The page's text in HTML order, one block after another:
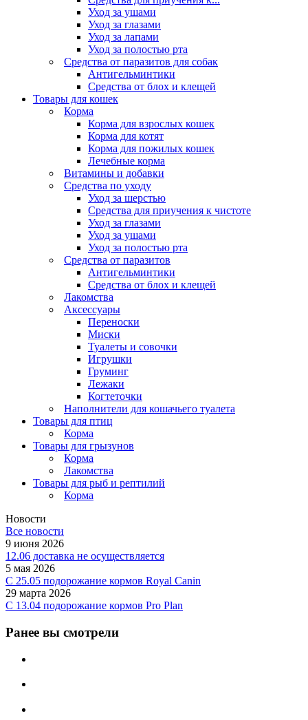
Уход за ушами
Уход за глазами
Уход за лапами
Уход за полостью рта
Средства от паразитов для собак
Антигельминтики
Средства от блох и клещей
Товары для кошек
Корма
Корма для взрослых кошек
Корма для котят
Корма для пожилых кошек
Лечебные корма
Витамины и добавки
Средства по уходу
Уход за шерстью
Средства для приучения к чистоте
Уход за глазами
Уход за ушами
Уход за полостью рта
Средства от паразитов
Антигельминтики
Средства от блох и клещей
Лакомства
Аксессуары
Переноски
Миски
Туалеты и совочки
Игрушки
Груминг
Лежаки
Когтеточки
Наполнители для кошачьего туалета
Товары для птиц
Корма
Товары для грызунов
Корма
Лакомства
Товары для рыб и рептилий
Корма
Новости
Все новости
9 июня 2026
12.06 доставка не осуществляется
5 мая 2026
C 25.05 подорожание кормов Royal Canin
29 марта 2026
С 13.04 подорожание кормов Pro Plan
Ранее вы смотрели